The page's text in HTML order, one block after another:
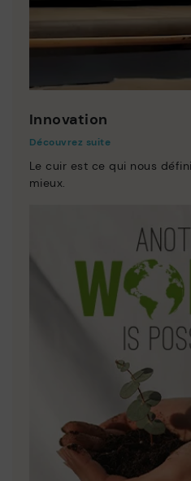
Innovation
Découvrez suite
Le cuir est ce qui nous
mieux.